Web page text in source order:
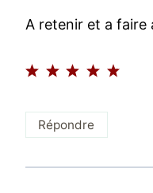
A retenir et a faire
Répondre